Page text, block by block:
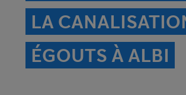
LA
ÉGOUTS À ALBI